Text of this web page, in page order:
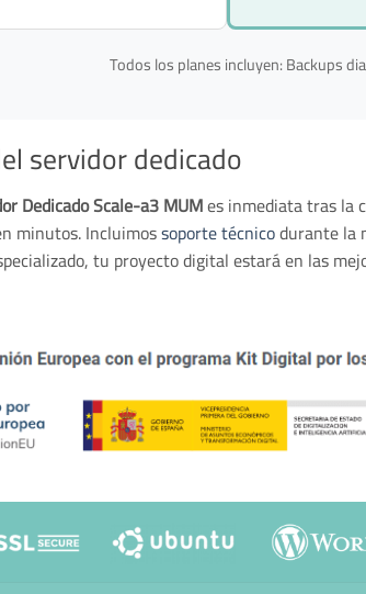
Todos los planes incluyen: Backups
servidor dedicado
Dedicado Scale-a3 MUMes inmediata tras la
minutos. Incluimossoporte técnicodurante la
tu proyecto digital estará en las